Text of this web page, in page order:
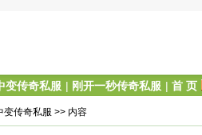
变传奇私服 | 刚开一秒传奇私服 | 首 页
变传奇私服 >> 内容